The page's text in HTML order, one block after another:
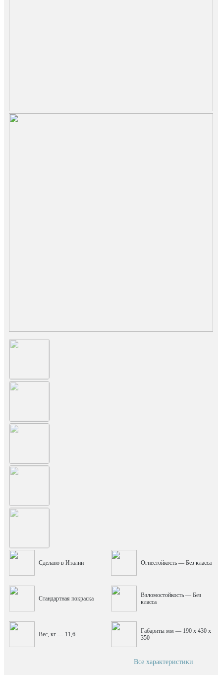
Сделано в Италии Огнестойкость — Без класса
Стандартная покраска
Взломостойкость — Без
класса
Вес, кг — 11,6
Габариты мм — 190 x 430 x
350
Все характеристики